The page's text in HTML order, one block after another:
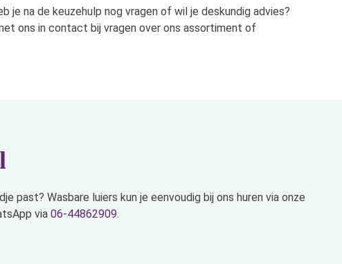
je na de keuzehulp nog vragen of wil je deskundig advies?
ons in contact bij vragen over ons assortiment of
past? Wasbare luiers kun je eenvoudig bij ons huren via onze
via 06-44862909.